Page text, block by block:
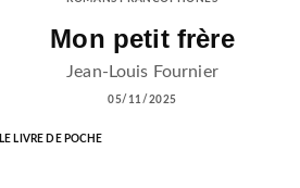
Mon petit frère
Jean-Louis Fournier
05/11/2025
LE LIVRE DE POCHE